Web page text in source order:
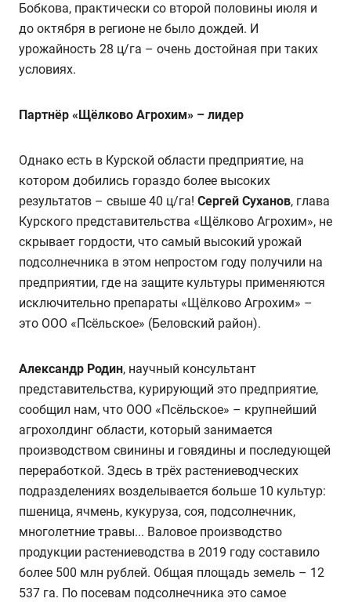
Бобкова, практически со второй половины июля и
до октября в регионе не было дождей. И
урожайность 28 ц/га – очень достойная при таких
условиях.
Партнёр «Щёлково Агрохим» – лидер
Однако есть в Курской области предприятие, на
котором добились гораздо более высоких
результатов – свыше 40 ц/га! Сергей Суханов, глава
Курского представительства «Щёлково Агрохим», не
скрывает гордости, что самый высокий урожай
подсолнечника в этом непростом году получили на
предприятии, где на защите культуры применяются
исключительно препараты «Щёлково Агрохим» –
это ООО «Псёльское» (Беловский район).
Александр Родин, научный консультант
представительства, курирующий это предприятие,
сообщил нам, что ООО «Псёльское» – крупнейший
агрохолдинг области, который занимается
производством свинины и говядины и последующей
переработкой. Здесь в трёх растениеводческих
подразделениях возделывается больше 10 культур:
пшеница, ячмень, кукуруза, соя, подсолнечник,
многолетние травы... Валовое производство
продукции растениеводства в 2019 году составило
более 500 млн рублей. Общая площадь земель – 12
537 га. По посевам подсолнечника это самое